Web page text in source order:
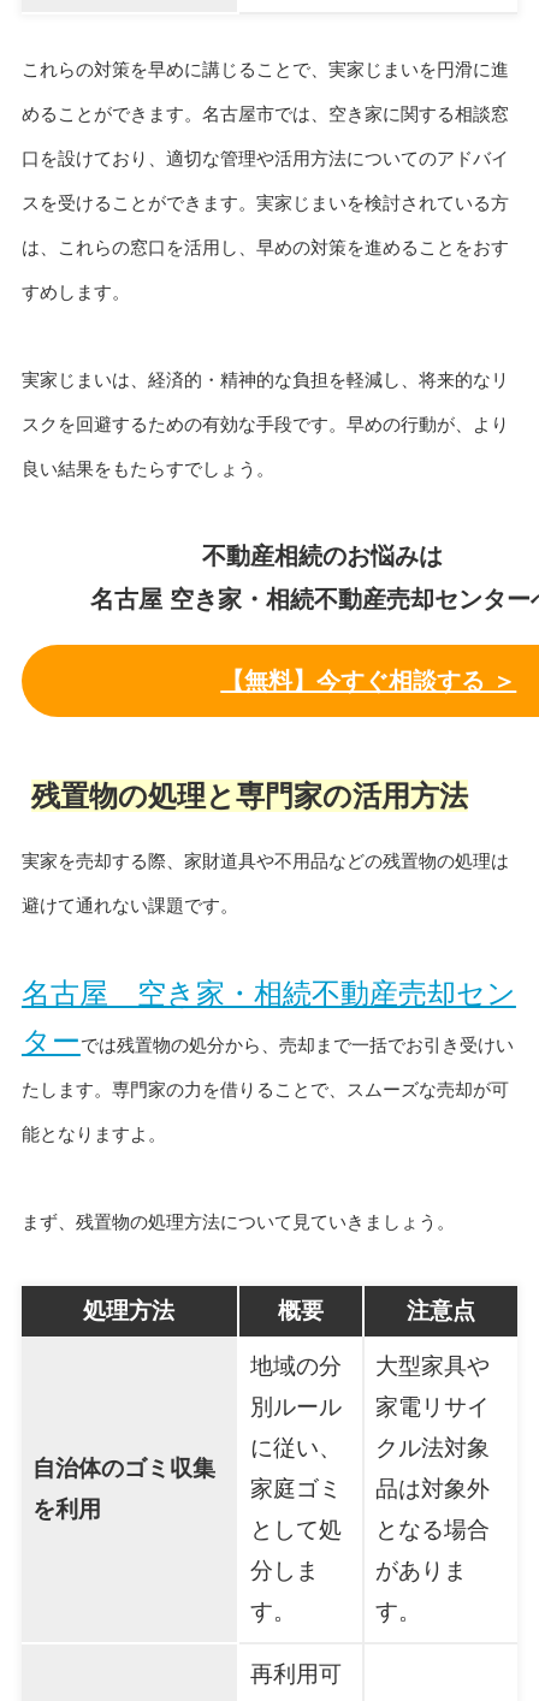
これらの対策を早めに講じることで、実家じまいを円滑に進
めることができます。名古屋市では、空き家に関する相談窓
口を設けており、適切な管理や活用方法についてのアドバイ
スを受けることができます。実家じまいを検討されている方
は、これらの窓口を活用し、早めの対策を進めることをおす
すめします。
実家じまいは、経済的・精神的な負担を軽減し、将来的なリ
スクを回避するための有効な手段です。早めの行動が、より
良い結果をもたらすでしょう。
不動産相続のお悩みは
名古屋 空き家・相続不動産売却センター
【無料】今すぐ相談する ＞
残置物の処理と専門家の活用方法
実家を売却する際、家財道具や不用品などの残置物の処理は
避けて通れない課題です。
名古屋 空き家・相続不動産売却セン
ターでは残置物の処分から、売却まで一括でお引き受けい
たします。専門家の力を借りることで、スムーズな売却が可
能となりますよ。
まず、残置物の処理方法について見ていきましょう。
処理方法 概要 注意点
自治体のゴミ収集
を利用
地域の分
別ルール
に従い、
家庭ゴミ
として処
分しま
す。
大型家具や
家電リサイ
クル法対象
品は対象外
となる場合
がありま
す。
再利用可